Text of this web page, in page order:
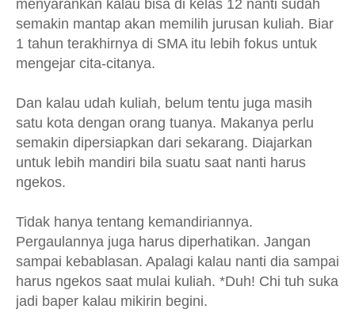
menyarankan kalau bisa di kelas 12 nanti sudah
semakin mantap akan memilih jurusan kuliah. Biar
1 tahun terakhirnya di SMA itu lebih fokus untuk
mengejar cita-citanya.
Dan kalau udah kuliah, belum tentu juga masih
satu kota dengan orang tuanya. Makanya perlu
semakin dipersiapkan dari sekarang. Diajarkan
untuk lebih mandiri bila suatu saat nanti harus
ngekos.
Tidak hanya tentang kemandiriannya.
Pergaulannya juga harus diperhatikan. Jangan
sampai kebablasan. Apalagi kalau nanti dia sampai
harus ngekos saat mulai kuliah. *Duh! Chi tuh suka
jadi baper kalau mikirin begini.